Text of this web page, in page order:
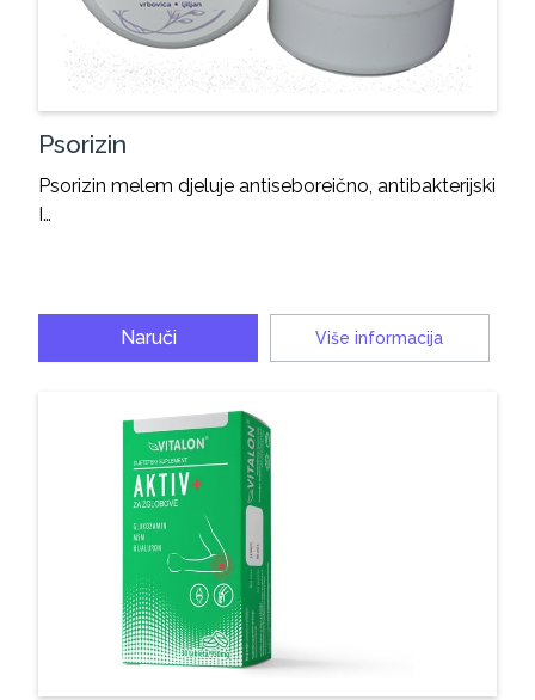
Psorizin
Psorizin melem djeluje antiseboreično, antibakterijski
I…
Naruči Više informacija